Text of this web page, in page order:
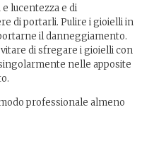
lucentezza e di
di portarli. Pulire i gioielli in
il danneggiamento.
di sfregare i gioielli con
nelle apposite
professionale almeno